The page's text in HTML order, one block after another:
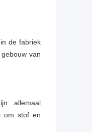
de fabriek
van
allemaal
om stof en